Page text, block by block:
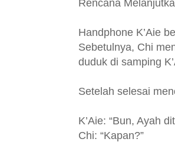
Rencana
Handphone K’Aie
Sebetulnya, Chi
duduk di samping
Setelah selesai
K’Aie: “Bun, Ayah
Chi: “Kapan?”